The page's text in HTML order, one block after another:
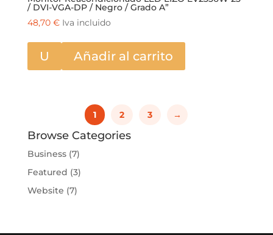
/ DVI-VGA-DP / Negro / Grado A”
48,70 € Iva incluido
U Añadir al carrito
1 2 3 →
Browse Categories
Business(7)
Featured (3)
Website (7)